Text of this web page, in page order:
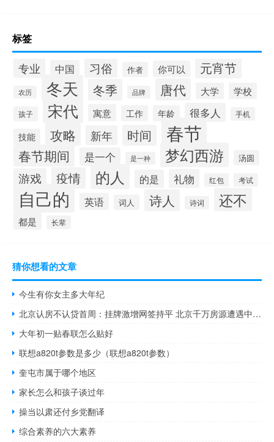
标签
专业 中国 习俗 作者 你可以 元宵节
农历 冬天 冬季 品牌 唐代 大学 学校
孩子 宋代 寓意 工作 年龄 很多人 手机
技能 攻略 新年 时间 春节
春节期间 是一个 是一种 梦幻西游 汤圆
游戏 疫情 的人 的是 礼物 红包 考试
自己的 英语 词人 诗人 诗词 还不
都是 长辈
猜你想看的文章
今生有你女主多大年纪
北京认房不认贷首周：挂牌激增网签持平 北京千万房源遭遇中介压价百万
大年初一贴春联怎么贴好
联想a820t参数是多少（联想a820t参数）
奎屯市属于哪个地区
家长怎么和孩子谈过年
操当以肃还付乡党翻译
综合素养的六大素养